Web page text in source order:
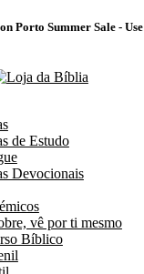
Porto Summer Sale - Use
de Estudo
Devocionais
vê por ti mesmo
Bíblico